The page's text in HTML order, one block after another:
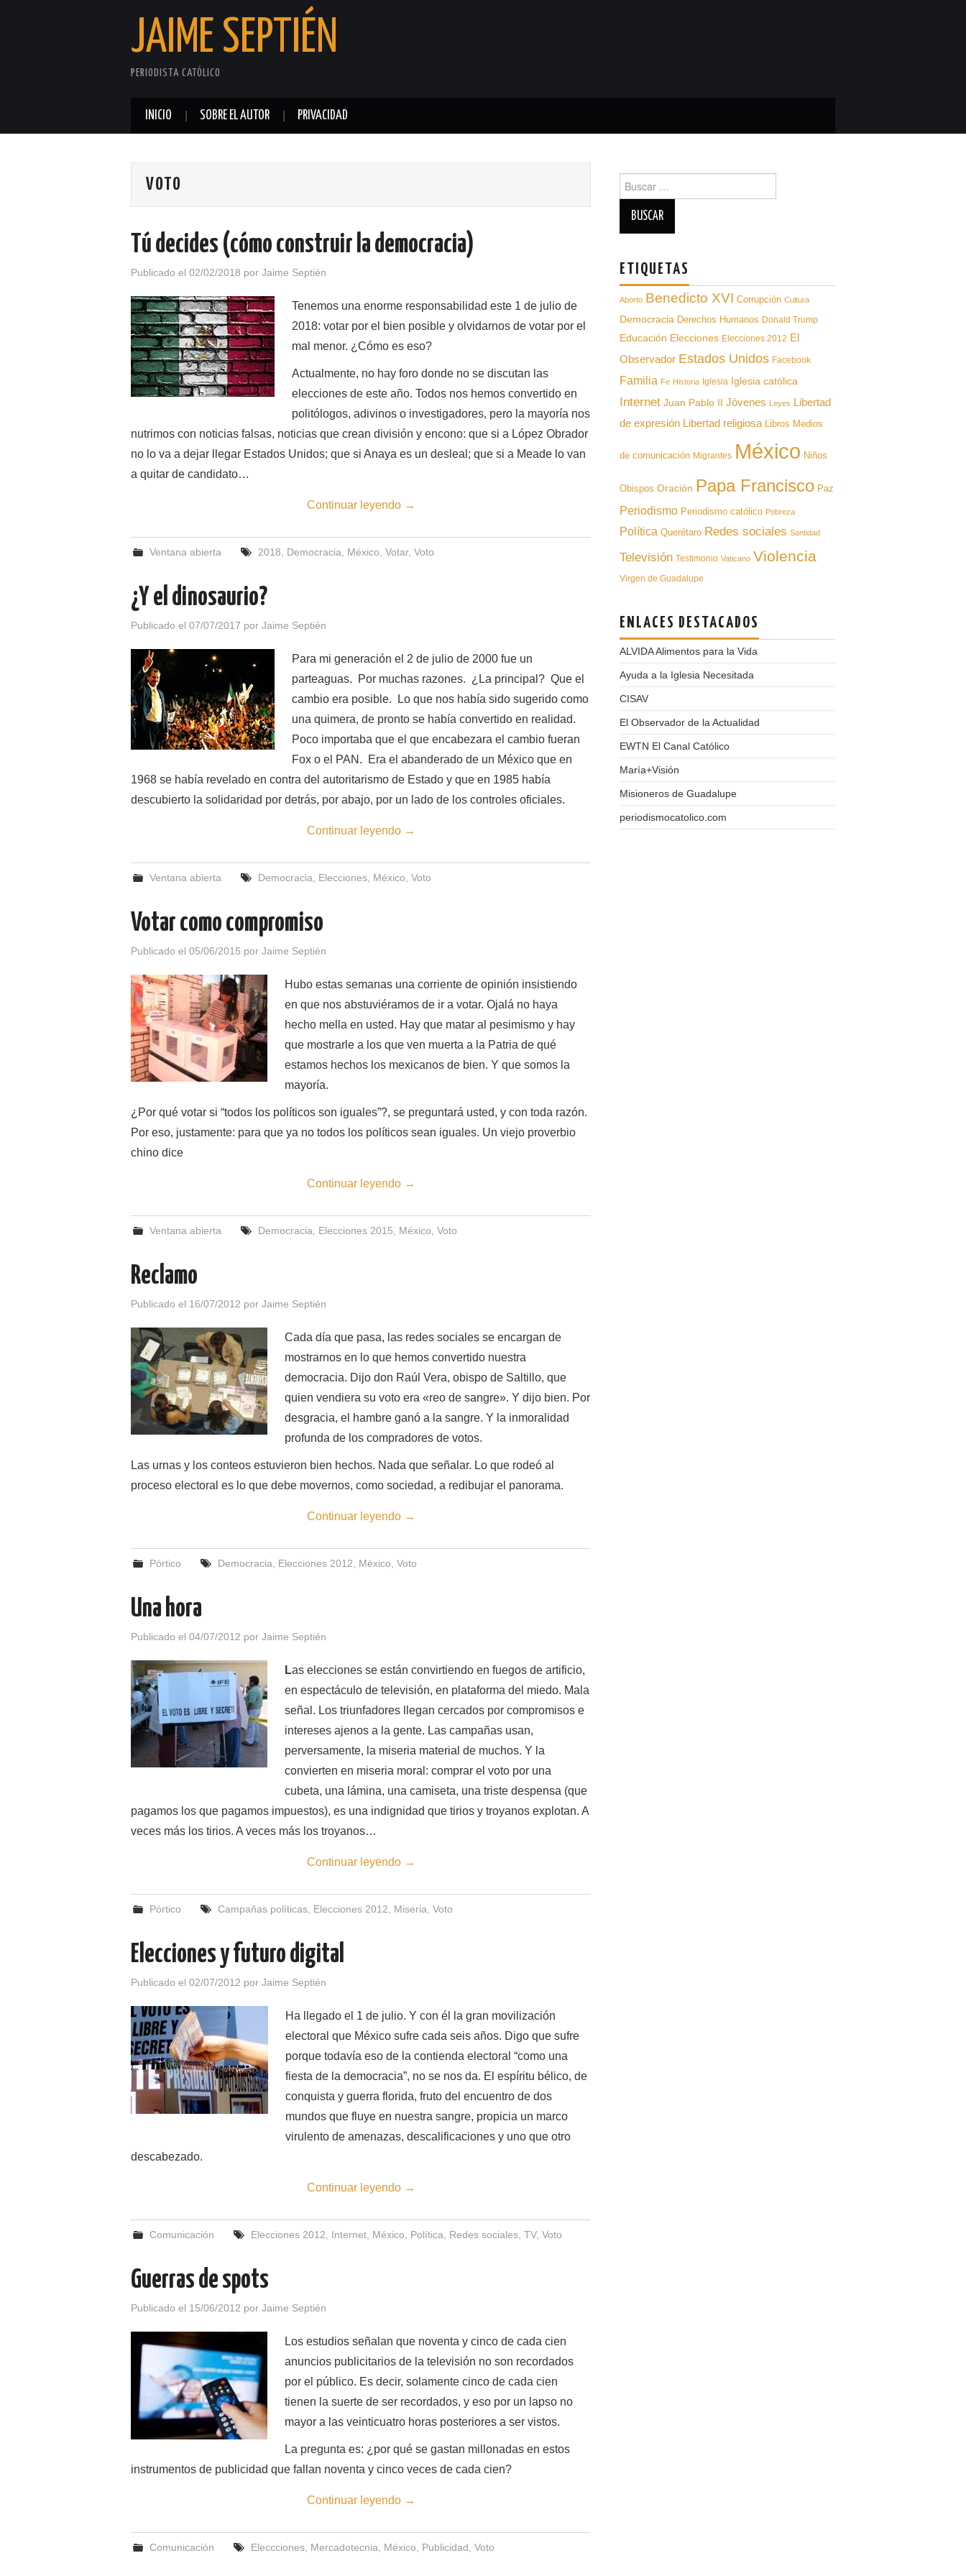
JAIME SEPTIÉN
PERIODISTA CATÓLICO
INICIO SOBRE EL AUTOR PRIVACIDAD
VOTO
Tú decides (cómo construir la democracia)
Publicado el 02/02/2018 por Jaime Septién
Tenemos una enorme responsabilidad este 1 de julio de
2018: votar por el bien posible y olvidarnos de votar por el
mal menor. ¿Cómo es eso?
Actualmente, no hay foro donde no se discutan las
elecciones de este año. Todos nos hemos convertido en
politólogos, adivinos o investigadores, pero la mayoría nos
nutrimos con noticias falsas, noticias que crean división y encono: que si a López Obrador
no lo va a dejar llegar Estados Unidos; que si Anaya es un desleal; que si a Meade lo van
a quitar de candidato…
Continuar leyendo →
Ventana abierta 2018 Democracia México Votar, Voto
¿Y el dinosaurio?
Publicado el 07/07/2017 por Jaime Septién
Para mi generación el 2 de julio de 2000 fue un
parteaguas. Por muchas razones. ¿La principal? Que el
cambio era posible. Lo que nos había sido sugerido como
una quimera, de pronto se había convertido en realidad.
Poco importaba que el que encabezara el cambio fueran
Fox o el PAN. Era el abanderado de un México que en
1968 se había revelado en contra del autoritarismo de Estado y que en 1985 había
descubierto la solidaridad por detrás, por abajo, por un lado de los controles oficiales.
Continuar leyendo →
Ventana abierta Democracia Elecciones, México Voto
Votar como compromiso
Publicado el 05/06/2015 por Jaime Septién
Hubo estas semanas una corriente de opinión insistiendo
en que nos abstuviéramos de ir a votar. Ojalá no haya
hecho mella en usted. Hay que matar al pesimismo y hay
que mostrarle a los que ven muerta a la Patria de qué
estamos hechos los mexicanos de bien. Y que somos la
mayoría.
¿Por qué votar si “todos los políticos son iguales”?, se preguntará usted, y con toda razón.
Por eso, justamente: para que ya no todos los políticos sean iguales. Un viejo proverbio
chino dice
Continuar leyendo →
Ventana abierta Democracia Elecciones 2015 México Voto
Reclamo
Publicado el 16/07/2012 por Jaime Septién
Cada día que pasa, las redes sociales se encargan de
mostrarnos en lo que hemos convertido nuestra
democracia. Dijo don Raúl Vera, obispo de Saltillo, que
quien vendiera su voto era «reo de sangre». Y dijo bien. Por
desgracia, el hambre ganó a la sangre. Y la inmoralidad
profunda de los compradores de votos.
Las urnas y los conteos estuvieron bien hechos. Nada que señalar. Lo que rodeó al
proceso electoral es lo que debe movernos, como sociedad, a redibujar el panorama.
Continuar leyendo →
Pórtico Democracia Elecciones 2012 México Voto
Una hora
Publicado el 04/07/2012 por Jaime Septién
Las elecciones se están convirtiendo en fuegos de artificio,
en espectáculo de televisión, en plataforma del miedo. Mala
señal. Los triunfadores llegan cercados por compromisos e
intereses ajenos a la gente. Las campañas usan,
perversamente, la miseria material de muchos. Y la
convierten en miseria moral: comprar el voto por una
cubeta, una lámina, una camiseta, una triste despensa (que
pagamos los que pagamos impuestos), es una indignidad que tirios y troyanos explotan. A
veces más los tirios. A veces más los troyanos…
Continuar leyendo →
Pórtico Campañas políticas, Elecciones 2012 Miseria Voto
Elecciones y futuro digital
Publicado el 02/07/2012 por Jaime Septién
Ha llegado el 1 de julio. Y con él la gran movilización
electoral que México sufre cada seis años. Digo que sufre
porque todavía eso de la contienda electoral “como una
fiesta de la democracia”, no se nos da. El espíritu bélico, de
conquista y guerra florida, fruto del encuentro de dos
mundos que fluye en nuestra sangre, propicia un marco
virulento de amenazas, descalificaciones y uno que otro
descabezado.
Continuar leyendo →
Comunicación Elecciones 2012 Internet, México Política Redes sociales, TV, Voto
Guerras de spots
Publicado el 15/06/2012 por Jaime Septién
Los estudios señalan que noventa y cinco de cada cien
anuncios publicitarios de la televisión no son recordados
por el público. Es decir, solamente cinco de cada cien
tienen la suerte de ser recordados, y eso por un lapso no
mayor a las veinticuatro horas posteriores a ser vistos.
La pregunta es: ¿por qué se gastan millonadas en estos
instrumentos de publicidad que fallan noventa y cinco veces de cada cien?
Continuar leyendo →
Comunicación Eleccciones, Mercadotecnia México Publicidad Voto
para:
ETIQUETAS
Aborto Benedicto XVI Corrupción Cultura
Democracia Derechos Humanos Donald Trump
Educación Elecciones Elecciones 2012 El
Observador Estados Unidos Facebook
Familia Fe Historia Iglesia Iglesia católica
Internet Juan Pablo II Jóvenes Leyes Libertad
de expresión Libertad religiosa Libros Medios
de comunicación Migrantes México Niños
Obispos Oración Papa Francisco Paz
Periodismo Periodismo católico Pobreza
Política Querétaro Redes sociales Santidad
Televisión Testimonio Vaticano Violencia
Virgen de Guadalupe
ENLACES DESTACADOS
ALVIDA Alimentos para la Vida
Ayuda a la Iglesia Necesitada
CISAV
El Observador de la Actualidad
EWTN El Canal Católico
María+Visión
Misioneros de Guadalupe
periodismocatolico.com